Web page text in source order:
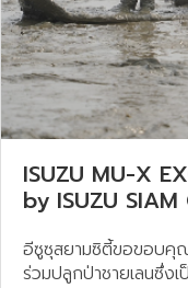
ISUZU MU-X
by ISUZU SIAM
อีซูซุสยามซิตี้ขอขอบคุ
ร่วมปลูกป่าชายเลนซึ่งเ